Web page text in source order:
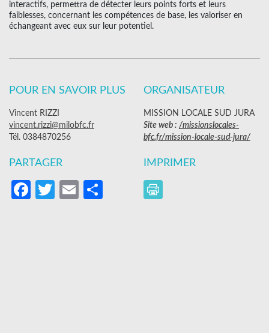
interactifs, permettra de détecter leurs points forts et leurs
faiblesses, concernant les compétences de base, les valoriser en
échangeant avec eux sur leur potentiel.
POUR EN SAVOIR PLUS
Vincent RIZZI
vincent.rizzi@milobfc.fr
Tél. 0384870256
ORGANISATEUR
MISSION LOCALE SUD JURA
Site web : /missionslocales-
bfc.fr/mission-locale-sud-jura/
PARTAGER
Facebook
Twitter
EmailPartager
IMPRIMER